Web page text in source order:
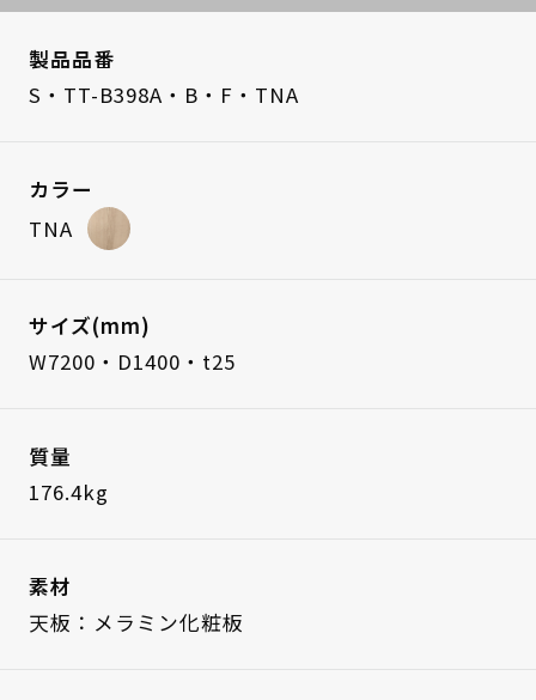
製品品番
S・TT-B398A・B・F・TNA
カラー
TNA
サイズ(mm)
W7200・D1400・t25
質量
176.4kg
素材
天板：メラミン化粧板